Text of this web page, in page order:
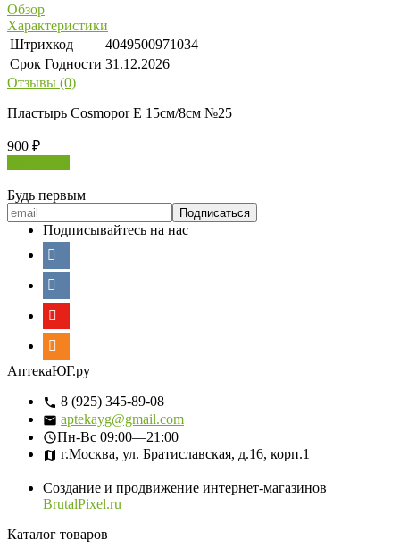
Обзор
Характеристики
Штрихкод
4049500971034
Срок Годности 31.12.2026
Отзывы (0)
Пластырь Cosmopor E 15см/8см №25
900 ₽
Будь первым
Подписывайтесь на нас
АптекаЮГ.ру
8 (925) 345-89-08
aptekayg@gmail.com
Пн-Вс 09:00—21:00
г.Москва, ул. Братиславская, д.16, корп.1
Создание и продвижение интернет-магазинов
BrutalPixel.ru
Каталог товаров